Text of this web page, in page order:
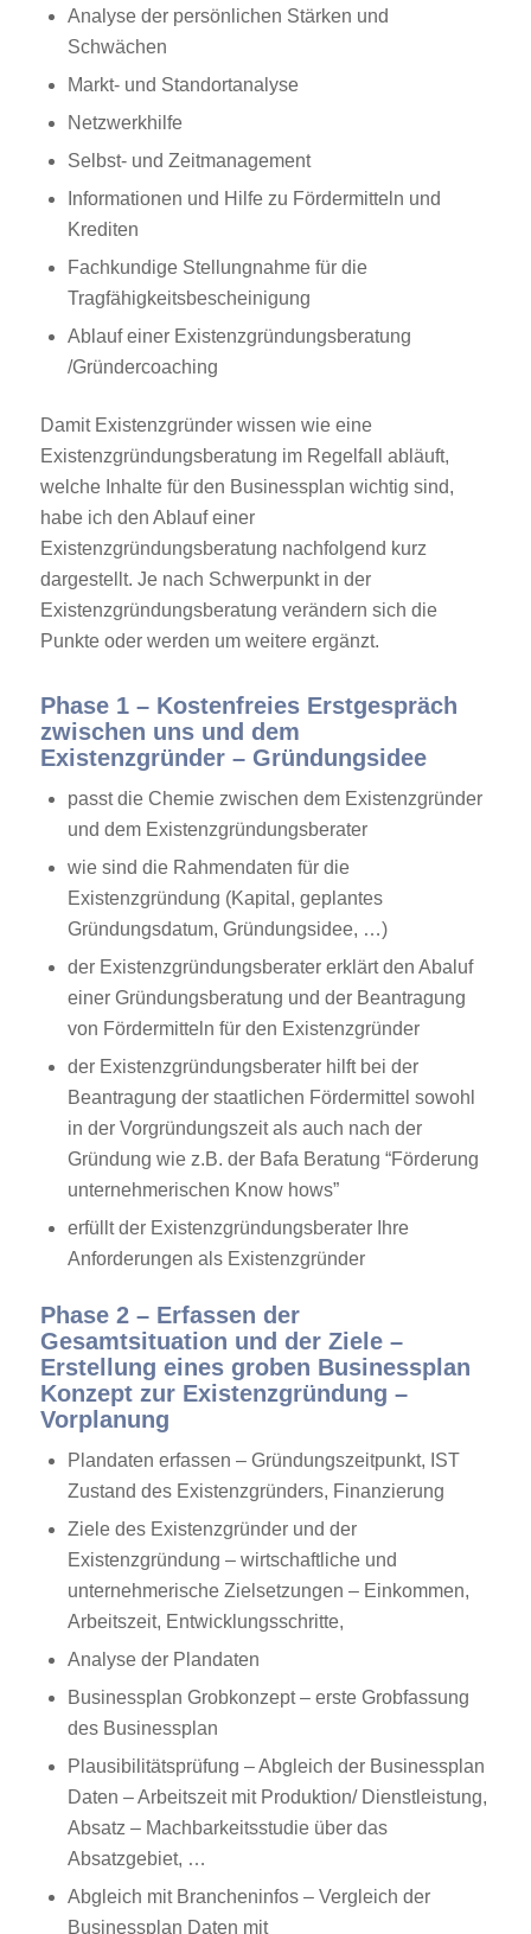
Analyse der persönlichen Stärken und
Schwächen
Markt- und Standortanalyse
Netzwerkhilfe
Selbst- und Zeitmanagement
Informationen und Hilfe zu Fördermitteln und
Krediten
Fachkundige Stellungnahme für die
Tragfähigkeitsbescheinigung
Ablauf einer Existenzgründungsberatung
/Gründercoaching
Damit Existenzgründer wissen wie eine
Existenzgründungsberatung im Regelfall abläuft,
welche Inhalte für den Businessplan wichtig sind,
habe ich den Ablauf einer
Existenzgründungsberatung nachfolgend kurz
dargestellt. Je nach Schwerpunkt in der
Existenzgründungsberatung verändern sich die
Punkte oder werden um weitere ergänzt.
Phase 1 – Kostenfreies Erstgespräch
zwischen uns und dem
Existenzgründer – Gründungsidee
passt die Chemie zwischen dem Existenzgründer
und dem Existenzgründungsberater
wie sind die Rahmendaten für die
Existenzgründung (Kapital, geplantes
Gründungsdatum, Gründungsidee, …)
der Existenzgründungsberater erklärt den Abaluf
einer Gründungsberatung und der Beantragung
von Fördermitteln für den Existenzgründer
der Existenzgründungsberater hilft bei der
Beantragung der staatlichen Fördermittel sowohl
in der Vorgründungszeit als auch nach der
Gründung wie z.B. der Bafa Beratung “Förderung
unternehmerischen Know hows”
erfüllt der Existenzgründungsberater Ihre
Anforderungen als Existenzgründer
Phase 2 – Erfassen der
Gesamtsituation und der Ziele –
Erstellung eines groben Businessplan
Konzept zur Existenzgründung –
Vorplanung
Plandaten erfassen – Gründungszeitpunkt, IST
Zustand des Existenzgründers, Finanzierung
Ziele des Existenzgründer und der
Existenzgründung – wirtschaftliche und
unternehmerische Zielsetzungen – Einkommen,
Arbeitszeit, Entwicklungsschritte,
Analyse der Plandaten
Businessplan Grobkonzept – erste Grobfassung
des Businessplan
Plausibilitätsprüfung – Abgleich der Businessplan
Daten – Arbeitszeit mit Produktion/ Dienstleistung,
Absatz – Machbarkeitsstudie über das
Absatzgebiet, …
Abgleich mit Brancheninfos – Vergleich der
Businessplan Daten mit